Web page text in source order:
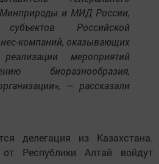
и МИД России,
субъектов Российской
компаний, оказывающих
мероприятий
биоразнообразия,
— рассказали
делегация из Казахстана.
Республики Алтай войдут